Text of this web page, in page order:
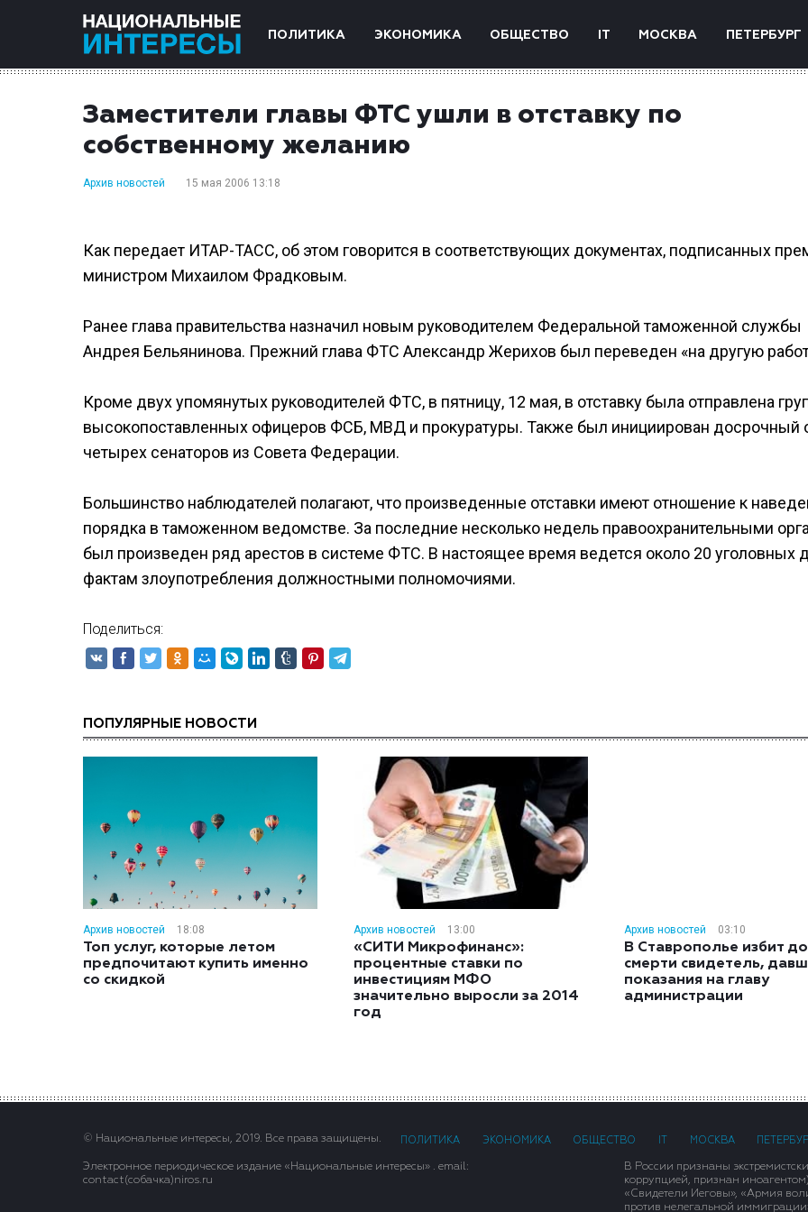
ПОЛИТИКА ЭКОНОМИКА ОБЩЕСТВО IT МОСКВА ПЕТЕРБУРГ
Заместители главы ФТС ушли в отставку по
собственному желанию
Архив новостей 15 мая 2006 13:18
Как передает ИТАР-ТАСС, об этом говорится в соответствующих документах, подписанных
министром Михаилом Фрадковым.
Ранее глава правительства назначил новым руководителем Федеральной таможенной службы
Андрея Бельянинова. Прежний глава ФТС Александр Жерихов был переведен «на другую
Кроме двух упомянутых руководителей ФТС, в пятницу, 12 мая, в отставку была отправлена
высокопоставленных офицеров ФСБ, МВД и прокуратуры. Также был инициирован досрочный
четырех сенаторов из Совета Федерации.
Большинство наблюдателей полагают, что произведенные отставки имеют отношение к
порядка в таможенном ведомстве. За последние несколько недель правоохранительными
был произведен ряд арестов в системе ФТС. В настоящее время ведется около 20 уголовных
фактам злоупотребления должностными полномочиями.
Поделиться:
ПОПУЛЯРНЫЕ НОВОСТИ
Архив новостей 18:08
Топ услуг, которые летом
предпочитают купить именно
со скидкой
Архив новостей 13:00
«СИТИ Микрофинанс»:
процентные ставки по
инвестициям МФО
значительно выросли за 2014
год
Архив новостей 03:10
В Ставрополье избит до
смерти свидетель,
показания на главу
администрации
© Национальные интересы, 2019. Все права защищены. ПОЛИТИКА ЭКОНОМИКА ОБЩЕСТВО МОСКВА
Электронное периодическое издание «Национальные интересы» . email:
contact(сoбaчка)niros.ru
В России признаны
коррупцией, признан
«Свидетели Иеговы», «Армия
против нелегальной